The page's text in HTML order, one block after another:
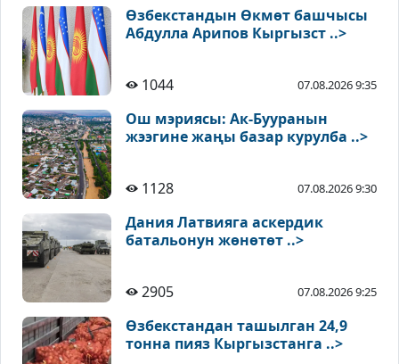
Өзбекстандын Өкмөт башчысы
Абдулла Арипов Кыргызст ..>
1044 07.08.2026 9:35
Ош мэриясы: Ак-Бууранын
жээгине жаңы базар курулба ..>
1128 07.08.2026 9:30
Дания Латвияга аскердик
батальонун жөнөтөт ..>
2905 07.08.2026 9:25
Өзбекстандан ташылган 24,9
тонна пияз Кыргызстанга ..>